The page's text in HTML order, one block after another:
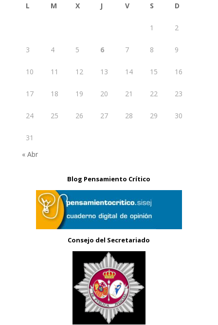
L M X J V S D
1 2
3 4 5 6 7 8 9
10 11 12 13 14 15 16
17 18 19 20 21 22 23
24 25 26 27 28 29 30
31
« Abr
Blog Pensamiento Crítico
Consejo del Secretariado